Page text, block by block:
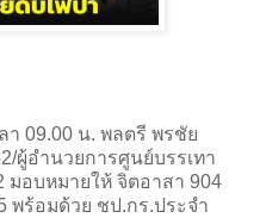
า 09.00 น. พลตรี พรชัย
ผู้อำนวยการศูนย์บรรเทา
อบหมายให้ จิตอาสา 904
พร้อมด้วย ชป.กร.ประจำ